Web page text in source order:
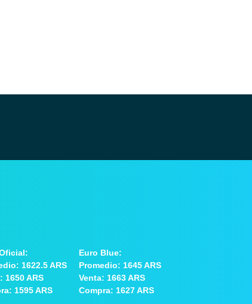
1622.5 ARS
1650 ARS
1595 ARS
Euro Blue:
Promedio: 1645 ARS
Venta: 1663 ARS
Compra: 1627 ARS